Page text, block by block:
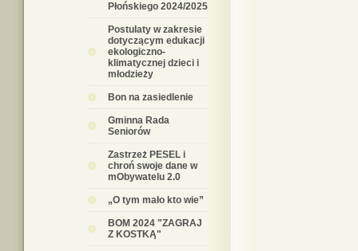
Płońskiego 2024/2025
Postulaty w zakresie
dotyczącym edukacji
ekologiczno-
klimatycznej dzieci i
młodzieży
Bon na zasiedlenie
Gminna Rada
Seniorów
Zastrzeż PESEL i
chroń swoje dane w
mObywatelu 2.0
„O tym mało kto wie”
BOM 2024 "ZAGRAJ
Z KOSTKĄ"